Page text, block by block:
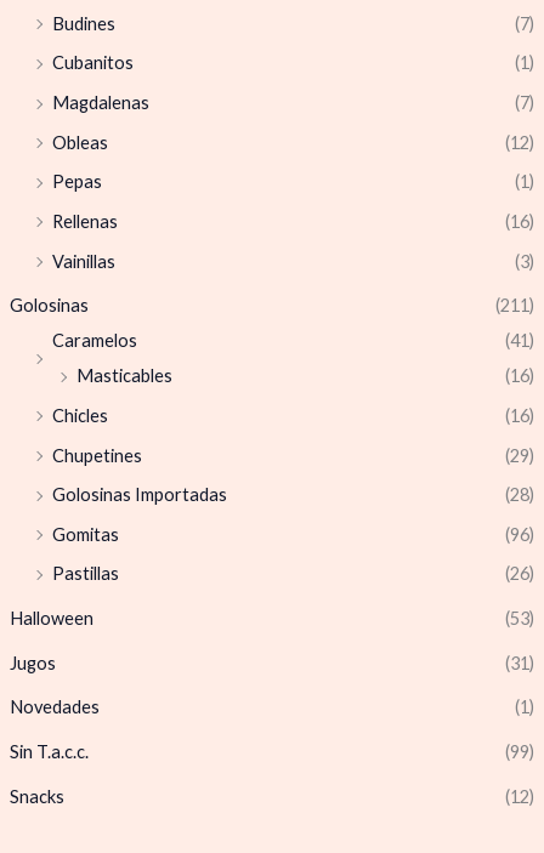
Budines
(7)
Cubanitos
(1)
Magdalenas
(7)
Obleas
(12)
Pepas
(1)
Rellenas
(16)
Vainillas
(3)
Golosinas
(211)
Caramelos
(41)
Masticables
(16)
Chicles
(16)
Chupetines
(29)
Golosinas Importadas
(28)
Gomitas
(96)
Pastillas
(26)
Halloween (53)
Jugos (31)
Novedades (1)
Sin T.a.c.c. (99)
Snacks (12)